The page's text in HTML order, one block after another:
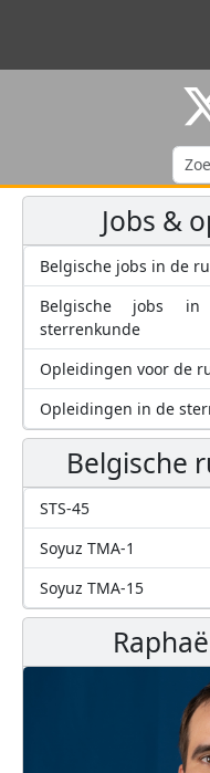
Jobs &
Belgische jobs in de
Belgische jobs
sterrenkunde
Opleidingen voor de
Opleidingen in de
Belgische
STS-45
Soyuz TMA-1
Soyuz TMA-15